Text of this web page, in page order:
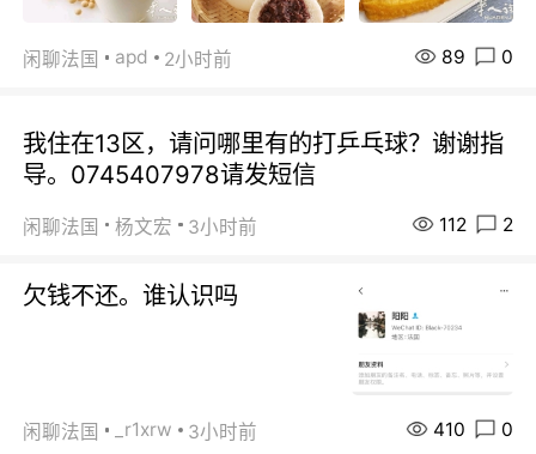
闲聊法国 apd 2小时前 89 0
我住在13区，请问哪里有的打乒乓球？谢谢指
导。0745407978请发短信
闲聊法国 杨文宏 3小时前 112 2
欠钱不还。谁认识吗
闲聊法国 _r1xrw 3小时前 410 0